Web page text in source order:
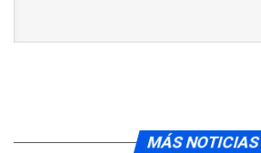
MÁS NOTICIAS